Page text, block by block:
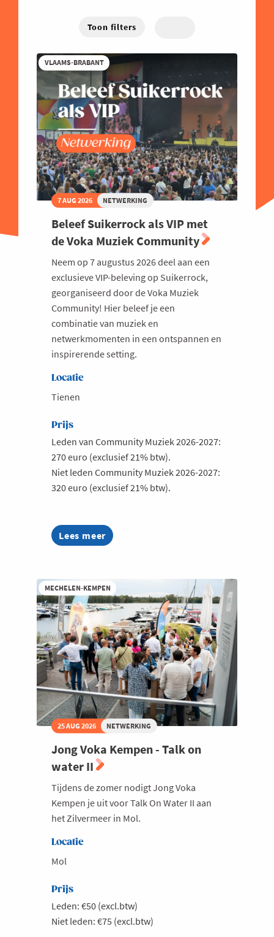
Toon filters
VLAAMS-BRABANT
7 AUG 2026 NETWERKING
Beleef Suikerrock als VIP met
de Voka Muziek Community
Neem op 7 augustus 2026 deel aan een
exclusieve VIP-beleving op Suikerrock,
georganiseerd door de Voka Muziek
Community! Hier beleef je een
combinatie van muziek en
netwerkmomenten in een ontspannen en
inspirerende setting.
Locatie
Tienen
Prijs
Leden van Community Muziek 2026-2027:
270 euro (exclusief 21% btw).
Niet leden Community Muziek 2026-2027:
320 euro (exclusief 21% btw).
Lees meer
about
Beleef
VIP
met
de
Voka
Muziek
Community
MECHELEN-KEMPEN
25 AUG 2026 NETWERKING
Jong Voka Kempen - Talk on
water II
Tijdens de zomer nodigt Jong Voka
Kempen je uit voor Talk On Water II aan
het Zilvermeer in Mol.
Locatie
Mol
Prijs
Leden: €50 (excl.btw)
Niet leden: €75 (excl.btw)
Familiebedrijven
Good Governance
Groeien
Haven
Human Resources
Industrie
Innovatie
Internationaal Ondernemen
Juridisch
Logistiek en Transport
Marketing & Sales
Milieu
Mobiliteit
Netwerking
Onderwijs
Opvolging en Overname
Persoonlijke vaardigheden
Regeringsvorming
Retail
Ruimtelijke ordening en Infrastructuur
Strategie
Supply Chain